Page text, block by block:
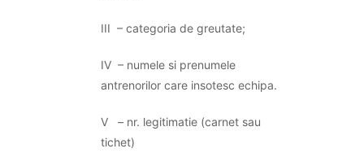
III – categoria de greutate;
IV – numele si prenumele
antrenorilor care insotesc echipa.
V – nr. legitimatie (carnet sau
tichet)